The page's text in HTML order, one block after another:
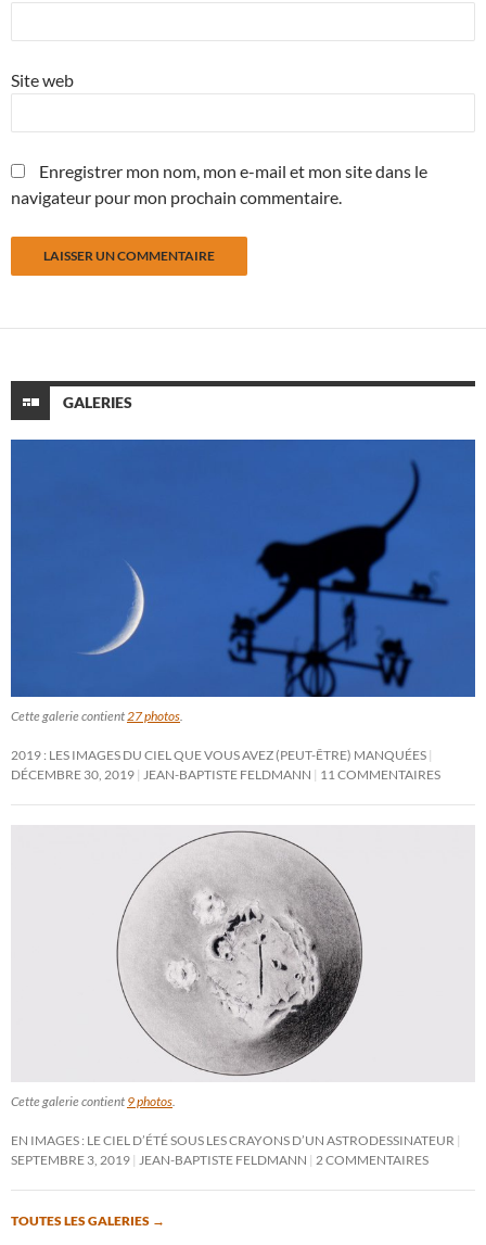
Site web
Enregistrer mon nom, mon e-mail et mon site dans le
navigateur pour mon prochain commentaire.
GALERIES
Cette galerie contient 27 photos
2019 : LES IMAGES DU CIEL QUE VOUS AVEZ (PEUT-ÊTRE) MANQUÉES
DÉCEMBRE 30, 2019
JEAN-BAPTISTE FELDMANN 11 COMMENTAIRES
Cette galerie contient 9 photos
EN IMAGES : LE CIEL D’ÉTÉ SOUS LES CRAYONS D’UN ASTRODESSINATEUR
SEPTEMBRE 3, 2019
JEAN-BAPTISTE FELDMANN 2 COMMENTAIRES
TOUTES LES GALERIES →